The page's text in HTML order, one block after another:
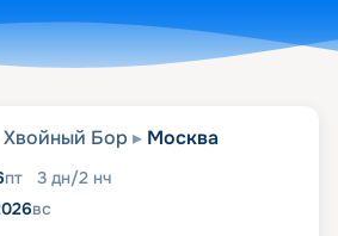
Хвойный Бор Москва
пт 3 дн/2 нч
вс